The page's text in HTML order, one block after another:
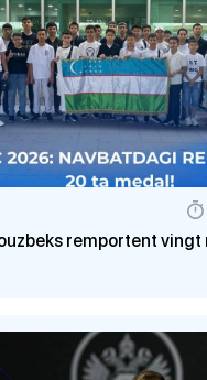
remportent vingt